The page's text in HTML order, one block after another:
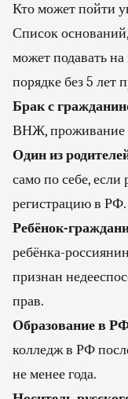
Кто может пойти
Список
может подавать
порядке без 5 лет
Брак с
ВНЖ, проживание
Один из
само по себе,
регистрацию в РФ.
Ребёнок-
ребёнка-
признан
прав.
Образование в
колледж в РФ
не менее года.